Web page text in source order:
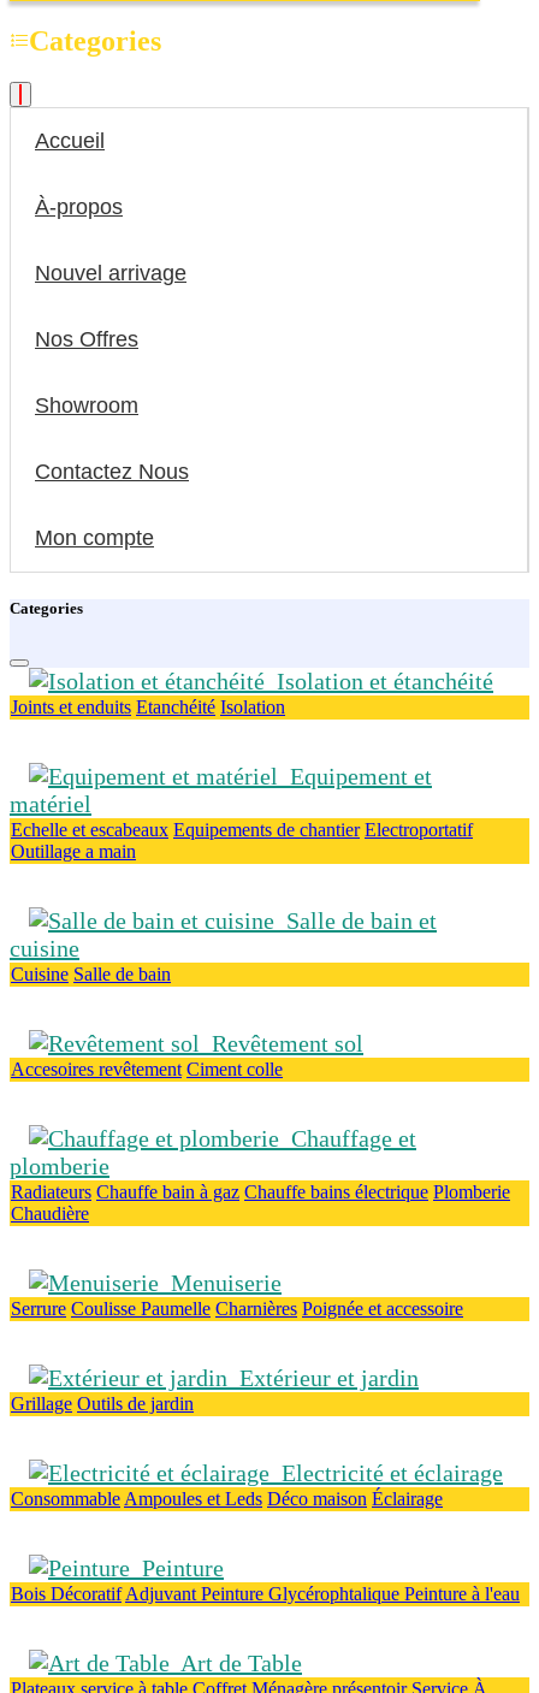
Categories
Accueil
À-propos
Nouvel arrivage
Nos Offres
Showroom
Contactez Nous
Mon compte
Categories
Isolation et étanchéité
Joints et enduits Etanchéité Isolation
Equipement et
matériel
Echelle et escabeaux Equipements de chantier Electroportatif
Outillage a main
Salle de bain et
cuisine
Cuisine Salle de bain
Revêtement sol
Accesoires revêtement Ciment colle
Chauffage et
plomberie
Radiateurs Chauffe bain à gaz Chauffe bains électrique Plomberie
Chaudière
Menuiserie
Serrure Coulisse Paumelle Charnières Poignée et accessoire
Extérieur et jardin
Grillage Outils de jardin
Electricité et éclairage
Consommable Ampoules et Leds Déco maison Éclairage
Peinture
Bois Décoratif Adjuvant Peinture Glycérophtalique Peinture à l'eau
Art de Table
Plateaux service à table Coffret Ménagère présentoir Service À